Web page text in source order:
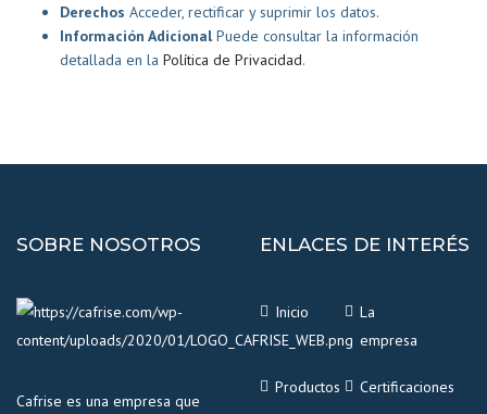
Derechos Acceder, rectificar y suprimir los datos.
Información AdicionalPuede consultar la información
detallada en la Política de Privacidad.
SOBRE NOSOTROS
Cafrise es una empresa que
ENLACES DE INTERÉS
Inicio
La
empresa
Productos Certificaciones